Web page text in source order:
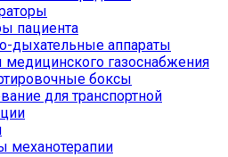
пациента
дыхательные аппараты
газоснабжения
боксы
для транспортной
механотерапии